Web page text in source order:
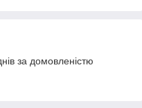
за домовленістю